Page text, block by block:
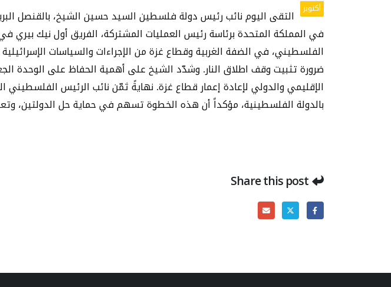
أكتوبر
التقى اليوم نائب رئيس دولة فلسطين السيد حسين الشيخ، بالقنصل
في المملكة المتحدة برئاسة رئيس العمليات المشتركة، الفريق أول نيك
الفلسطيني، في الضفة الغربية وقطاع غزة من الإجراءات والسياسات
ضرورة تثبيت وقف اطلاق النار. وشدّد الشيخ على أهمية الحفاظ على الوحدة
الإقليمي والدولي لإعادة إعمار قطاع غزة. نهايةً ثمّن نائب الرئيس
بالدولة الفلسطينية، مؤكداً أن هذه الخطوة تسهم في حماية حل الدولتين،
Share this post